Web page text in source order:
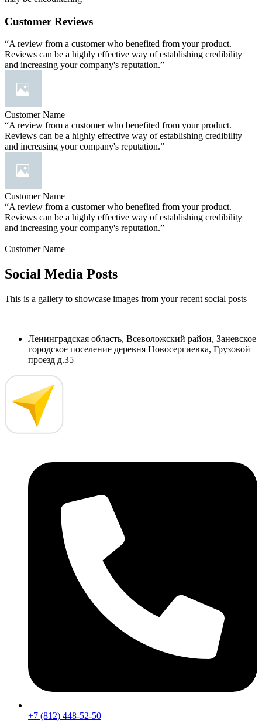
Customer Reviews
“A review from a customer who benefited from your product.
Reviews can be a highly effective way of establishing credibility
and increasing your company's reputation.”
Customer Name
“A review from a customer who benefited from your product.
Reviews can be a highly effective way of establishing credibility
and increasing your company's reputation.”
Customer Name
“A review from a customer who benefited from your product.
Reviews can be a highly effective way of establishing credibility
and increasing your company's reputation.”
Customer Name
Social Media Posts
This is a gallery to showcase images from your recent social posts
Ленинградская область, Всеволожский район, Заневское
городское поселение деревня Новосергиевка, Грузовой
проезд д.35
+7 (812) 448-52-50